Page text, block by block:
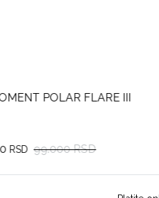
PERFECT MOMENT
77.700